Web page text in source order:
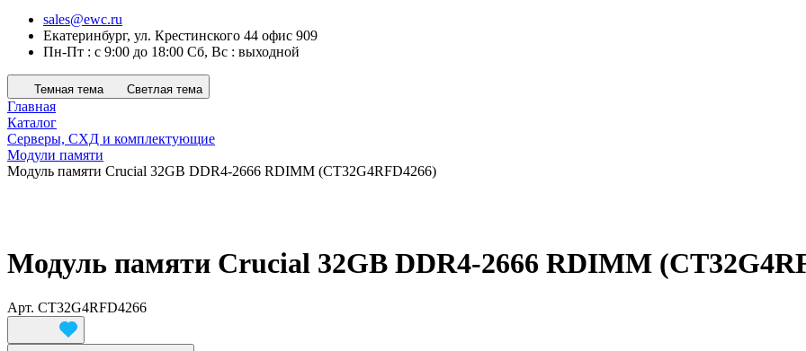
sales@ewc.ru
Екатеринбург, ул. Крестинского 44 офис 909
Пн-Пт : с 9:00 до 18:00 Сб, Вс : выходной
Темная тема Светлая тема
Главная
Каталог
Серверы, СХД и комплектующие
Модули памяти
Модуль памяти Crucial 32GB DDR4-2666 RDIMM (CT32G4RFD4266)
Модуль памяти Crucial 32GB DDR4-2666 RDIMM
Арт. CT32G4RFD4266